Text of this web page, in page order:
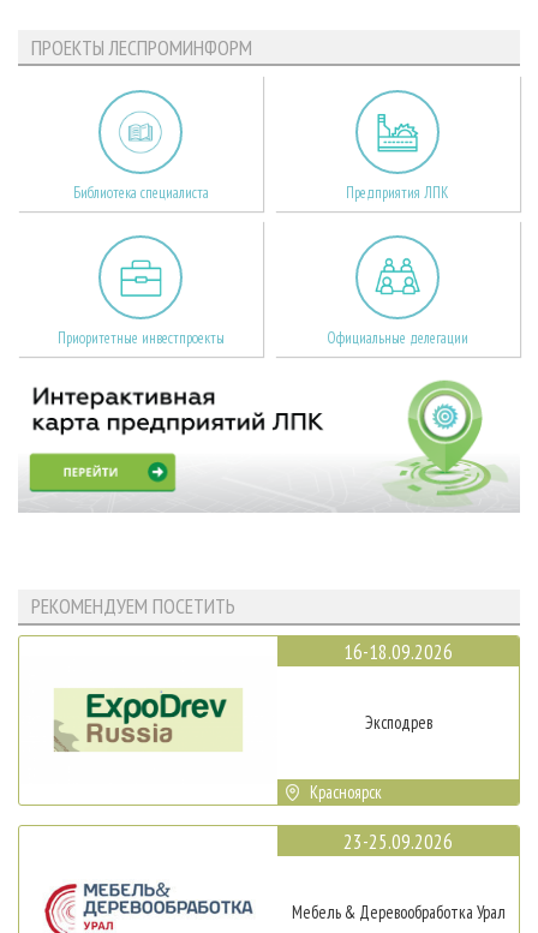
ПРОЕКТЫ ЛЕСПРОМИНФОРМ
Библиотека специалиста Предприятия ЛПК
Приоритетные инвестпроекты Официальные делегации
РЕКОМЕНДУЕМ ПОСЕТИТЬ
16-18.09.2026
Эксподрев
Красноярск
23-25.09.2026
Мебель & Деревообработка Урал